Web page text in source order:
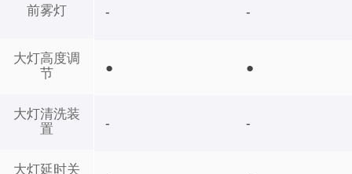
前雾灯
大灯高度调
节
大灯清洗装
置
大灯延时关
- -
● ●
- -